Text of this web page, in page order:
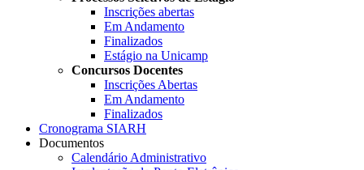
Inscrições abertas
Em Andamento
Finalizados
Estágio na Unicamp
Concursos Docentes
Inscrições Abertas
Em Andamento
Finalizados
Cronograma SIARH
Documentos
Calendário Administrativo